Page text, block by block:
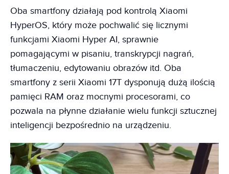
Oba smartfony działają pod kontrolą Xiaomi
HyperOS, który może pochwalić się licznymi
funkcjami Xiaomi Hyper AI, sprawnie
pomagającymi w pisaniu, transkrypcji nagrań,
tłumaczeniu, edytowaniu obrazów itd. Oba
smartfony z serii Xiaomi 17T dysponują dużą ilością
pamięci RAM oraz mocnymi procesorami, co
pozwala na płynne działanie wielu funkcji sztucznej
inteligencji bezpośrednio na urządzeniu.